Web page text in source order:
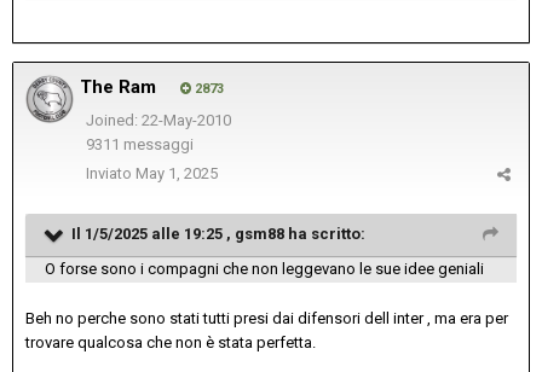
The Ram 2873
Joined: 22-May-2010
9311 messaggi
Inviato May 1, 2025
Il 1/5/2025 alle 19:25 , gsm88 ha scritto:
O forse sono i compagni che non leggevano le sue idee geniali
Beh no perche sono stati tutti presi dai difensori dell inter , ma era per
trovare qualcosa che non è stata perfetta.